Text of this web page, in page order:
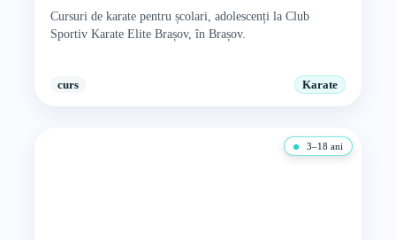
Cursuri de karate pentru școlari, adolescenți la Club
Sportiv Karate Elite Brașov, în Brașov.
curs Karate
3–18 ani